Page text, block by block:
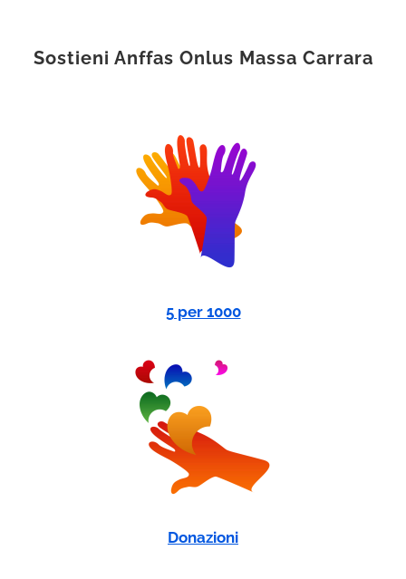
Sostieni Anffas Onlus Massa Carrara
5 per 1000
Donazioni